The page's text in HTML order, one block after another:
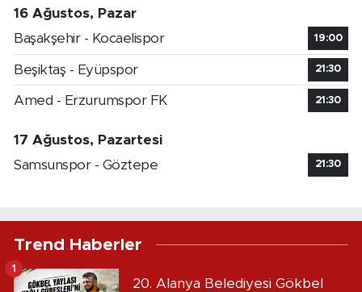
16 Ağustos, Pazar
Başakşehir - Kocaelispor
19:00
Beşiktaş - Eyüpspor 21:30
Amed - Erzurumspor FK 21:30
17 Ağustos, Pazartesi
Samsunspor - Göztepe
21:30
Trend Haberler
20. Alanya Belediyesi Gökbel
1